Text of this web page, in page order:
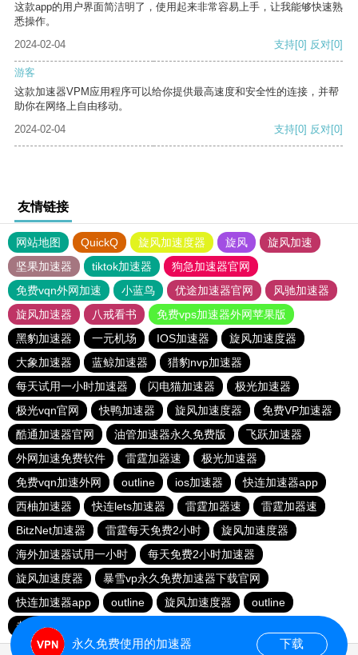
这款app的用户界面简洁明了，使用起来非常容易上手，让我能够快速熟
悉操作。
2024-02-04
支持[0] 反对[0]
游客
这款加速器VPM应用程序可以给你提供最高速度和安全性的连接，并帮
助你在网络上自由移动。
2024-02-04
支持[0] 反对[0]
友情链接
网站地图 QuickQ 旋风加速度器 旋风
旋风加速
坚果加速器
tiktok加速器
狗急加速器官网
免费vqn外网加速
小蓝鸟 优途加速器官网
风驰加速器
旋风加速器
八戒看书
免费vps加速器外网苹果版
黑豹加速器
一元机场 IOS加速器
旋风加速度器
大象加速器
蓝鲸加速器
猎豹nvp加速器
每天试用一小时加速器
闪电猫加速器
极光加速器
极光vqn官网
快鸭加速器 旋风加速度器
免费VP加速器
酷通加速器官网
油管加速器永久免费版
飞跃加速器
外网加速免费软件
雷霆加器速
极光加速器
免费vqn加速外网
outline ios加速器
快连加速器app
西柚加速器
快连lets加速器 雷霆加器速
雷霆加器速
BitzNet加速器
雷霆每天免费2小时
旋风加速度器
海外加速器试用一小时
每天免费2小时加速器
旋风加速度器
暴雪vp永久免费加速器下载官网
快连加速器app
outline 旋风加速度器
outline
老王vqn加速
永久免费使用的加速器 下载